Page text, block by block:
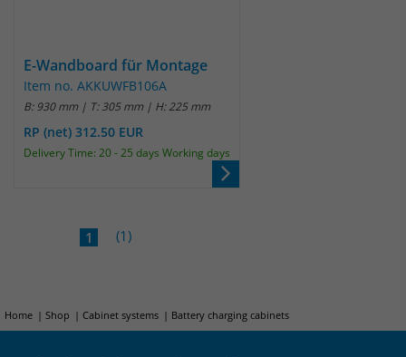
E-Wandboard für Montage
Item no. AKKUWFB106A
B: 930 mm | T: 305 mm | H: 225 mm
RP (net) 312.50 EUR
Delivery Time: 20 - 25 days Working days
1 (1)
Home Shop Cabinet systems Battery charging cabinets